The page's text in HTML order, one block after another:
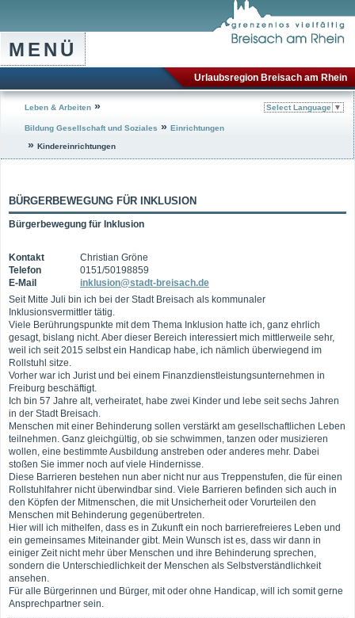
MENÜ
Urlaubsregion Breisach am Rhein
Leben & Arbeiten »
Bildung Gesellschaft und Soziales » Einrichtungen
» Kindereinrichtungen
Select Language ▼
BÜRGERBEWEGUNG FÜR INKLUSION
Bürgerbewegung für Inklusion
Kontakt
Christian Gröne
Telefon
0151/50198859
E-Mail
inklusion@stadt-breisach.de
Seit Mitte Juli bin ich bei der Stadt Breisach als kommunaler
Inklusionsvermittler tätig.
Viele Berührungspunkte mit dem Thema Inklusion hatte ich, ganz ehrlich
gesagt, bislang nicht. Aber dieser Bereich interessiert mich mittlerweile sehr,
weil ich seit 2015 selbst ein Handicap habe, ich nämlich überwiegend im
Rollstuhl sitze.
Vorher war ich Jurist und bei einem Finanzdienstleistungsunternehmen in
Freiburg beschäftigt.
Ich bin 57 Jahre alt, verheiratet, habe zwei Kinder und lebe seit sechs Jahren
in der Stadt Breisach.
Menschen mit einer Behinderung sollen verstärkt am gesellschaftlichen Leben
teilnehmen. Ganz gleichgültig, ob sie schwimmen, tanzen oder musizieren
wollen, eine bestimmte Ausbildung anstreben oder anderes mehr. Dabei
stoßen Sie immer noch auf viele Hindernisse.
Diese Barrieren bestehen nun aber nicht nur aus Treppenstufen, die für einen
Rollstuhlfahrer nicht überwindbar sind. Viele Barrieren befinden sich auch in
den Köpfen der Mitmenschen, die mit Unsicherheit oder Vorurteilen den
Menschen mit Behinderung gegenübertreten.
Hier will ich mithelfen, dass es in Zukunft ein noch barrierefreieres Leben und
ein gemeinsames Miteinander gibt. Mein Wunsch ist es, dass wir dann in
einiger Zeit nicht mehr über Menschen und ihre Behinderung sprechen,
sondern die Unterschiedlichkeit der Menschen als Selbstverständlichkeit
ansehen.
Für alle Bürgerinnen und Bürger, mit oder ohne Handicap, will ich somit gerne
Ansprechpartner sein.